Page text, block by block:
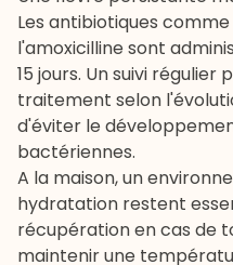
Les antibiotiques
l'amoxicilline sont
15 jours. Un suivi
traitement selon
d'éviter le
bactériennes.
A la maison, un
hydratation restent
récupération en cas de
maintenir une